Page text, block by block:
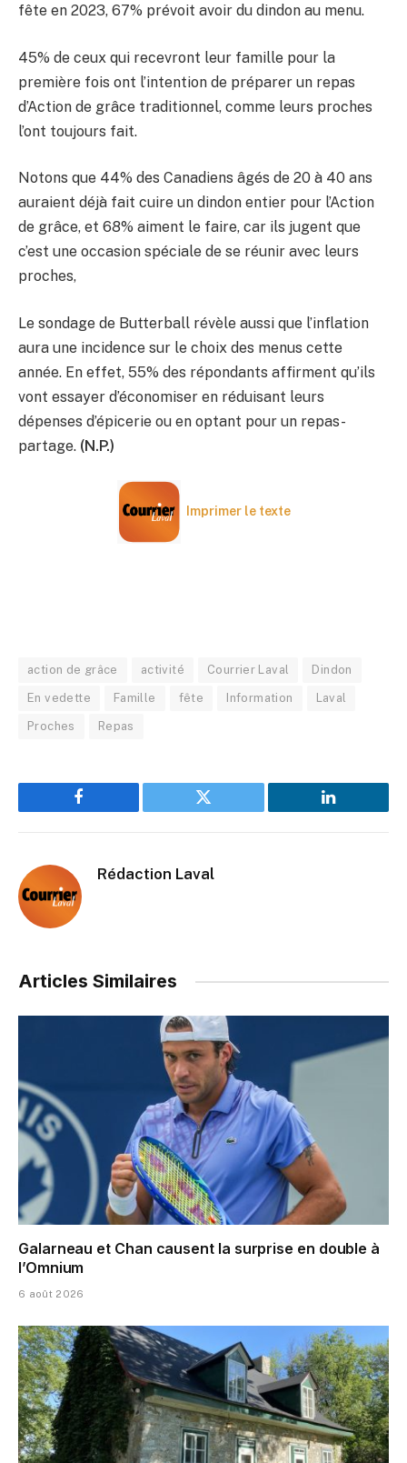
fête en 2023, 67% prévoit avoir du dindon au menu.
45% de ceux qui recevront leur famille pour la
première fois ont l’intention de préparer un repas
d’Action de grâce traditionnel, comme leurs proches
l’ont toujours fait.
Notons que 44% des Canadiens âgés de 20 à 40 ans
auraient déjà fait cuire un dindon entier pour l’Action
de grâce, et 68% aiment le faire, car ils jugent que
c’est une occasion spéciale de se réunir avec leurs
proches,
Le sondage de Butterball révèle aussi que l’inflation
aura une incidence sur le choix des menus cette
année. En effet, 55% des répondants affirment qu’ils
vont essayer d’économiser en réduisant leurs
dépenses d’épicerie ou en optant pour un repas-
partage. (N.P.)
Imprimer le texte
action de grâce activité Courrier Laval Dindon
En vedette Famille fête Information Laval
Proches Repas
Facebook Twitter LinkedIn
Rédaction Laval
Articles Similaires
Galarneau et Chan causent la surprise en double à
l’Omnium
6 août 2026